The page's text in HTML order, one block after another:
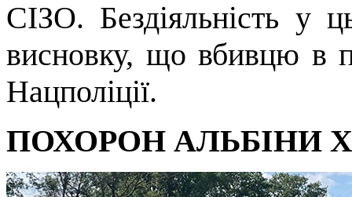
СІЗО. Бездіяльність у
висновку, що вбивцю в
Нацполіції.
ПОХОРОН АЛЬБІНИ